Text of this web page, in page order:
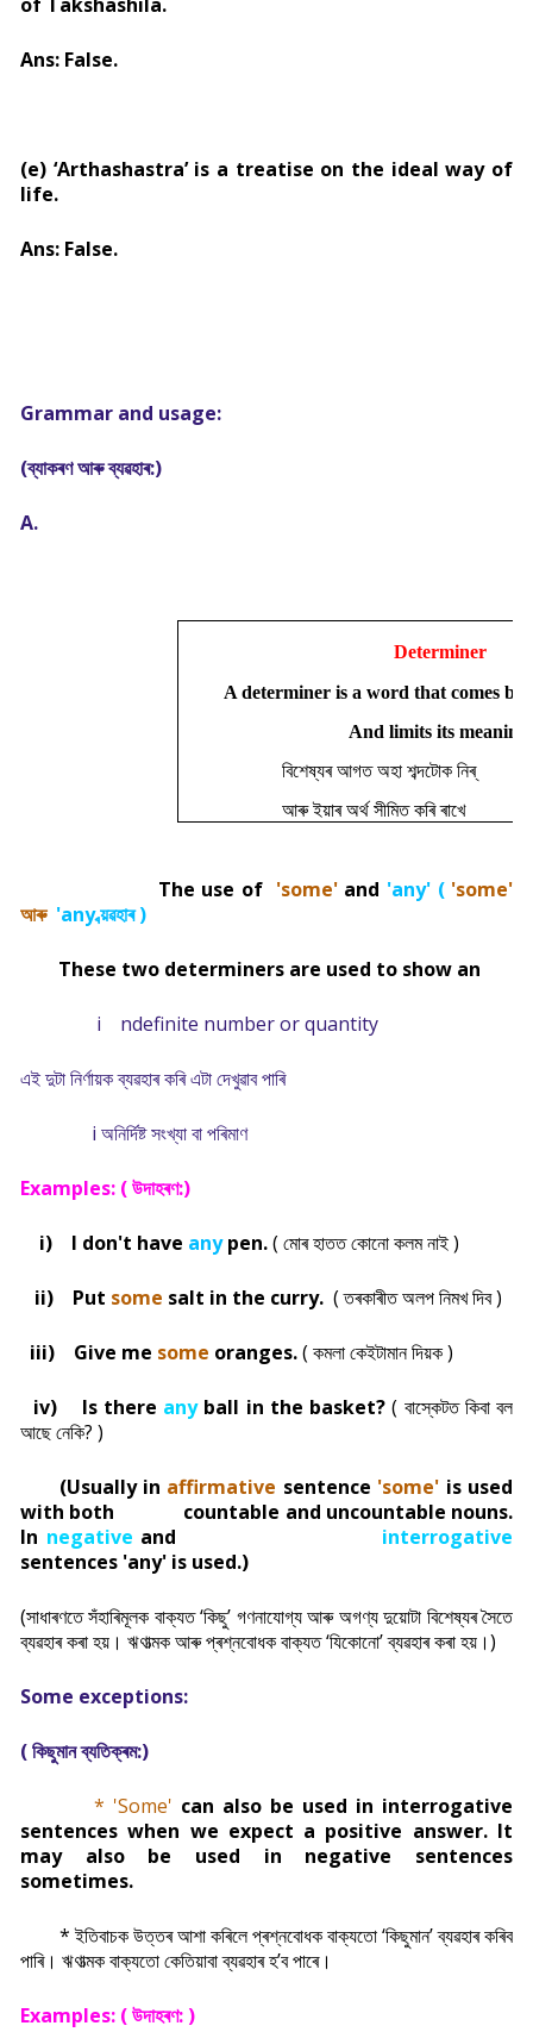
Ans: False.
(e) ‘Arthashastra’ is a treatise on the ideal way of
life.
Ans: False.
Grammar and usage:
(ব্যাকৰণ আৰু ব্যৱহাৰ:)
A.
Determiner
A determiner is a word that comes
And limits its meaning
বিশেষ্যৰ আগত অহা শব্দটোক নিৰ্
আৰু ইয়াৰ অৰ্থ সীমিত কৰি ৰাখে
The use of 'some'and 'any' ( 'some'
আৰু 'any ব্য়ৱহাৰ )
These two determiners are used to show an
i ndefinite number or quantity
এই দুটা নিৰ্ণায়ক ব্যৱহাৰ কৰি এটা দেখুৱাব পাৰি
i অনিৰ্দিষ্ট সংখ্যা বা পৰিমাণ
Examples: (উদাহৰণ:)
i) I don't have anypen.(মোৰ হাতত কোনো কলম নাই )
ii) Put some salt in the curry. (তৰকাৰীত অলপ নিমখ দিব )
iii) Give me some oranges.(কমলা কেইটামান দিয়ক )
iv) Is there anyball in the basket? ( বাস্কেটত কিবা বল
আছে নেকি? )
(Usually in affirmative sentence 'some' is used
with both countable and uncountable nouns.
In negative and
interrogative
sentences 'any' is used.)
(সাধাৰণতে সঁহাৰিমূলক বাক্যত ‘কিছু’ গণনাযোগ্য আৰু অগণ্য দুয়োটা বিশেষ্যৰ সৈতে
ব্যৱহাৰ কৰা হয়। ঋণাত্মক আৰু প্ৰশ্নবোধক বাক্যত ‘যিকোনো’ ব্যৱহাৰ কৰা হয়।)
Some exceptions:
(কিছুমান ব্যতিক্ৰম:)
* 'Some' can also be used in interrogative
sentences when we expect a positive answer. It
may also be used in negative sentences
sometimes.
* ইতিবাচক উত্তৰ আশা কৰিলে প্ৰশ্নবোধক বাক্যতো ‘কিছুমান’ ব্যৱহাৰ কৰিব
পাৰি। ঋণাত্মক বাক্যতো কেতিয়াবা ব্যৱহাৰ হ’ব পাৰে।
Examples: (উদাহৰণ: )